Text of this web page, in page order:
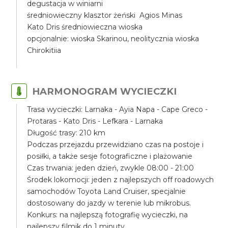
degustacja w winiarni
średniowieczny klasztor żeński Agios Minas
Kato Dris średniowieczna wioska
opcjonalnie: wioska Skarinou, neolitycznia wioska
Chirokitiia
HARMONOGRAM WYCIECZKI
Trasa wycieczki: Larnaka - Ayia Napa - Cape Greco -
Protaras - Kato Dris - Lefkara - Larnaka
Długość trasy: 210 km
Podczas przejazdu przewidziano czas na postoje i
posiłki, a także sesje fotograficzne i plażowanie
Czas trwania: jeden dzień, zwykle 08:00 - 21:00
Środek lokomocji: jeden z najlepszych off roadowych
samochodów Toyota Land Cruiser, specjalnie
dostosowany do jazdy w terenie lub mikrobus.
Konkurs: na najlepszą fotografię wycieczki, na